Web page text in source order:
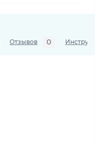
Отзывов 0